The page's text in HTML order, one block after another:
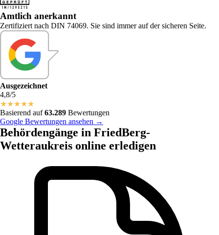
Amtlich anerkannt
Zertifiziert nach DIN 74069. Sie sind immer auf der sicheren Seite.
Ausgezeichnet
4,8/5
★★★★★
Basierend auf63.289 Bewertungen
Google Bewertungen ansehen →
Behördengänge in FriedBerg-
Wetteraukreis online erledigen